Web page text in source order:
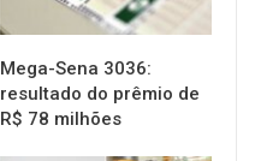
Mega-Sena 3036:
resultado do prêmio de
R$ 78 milhões